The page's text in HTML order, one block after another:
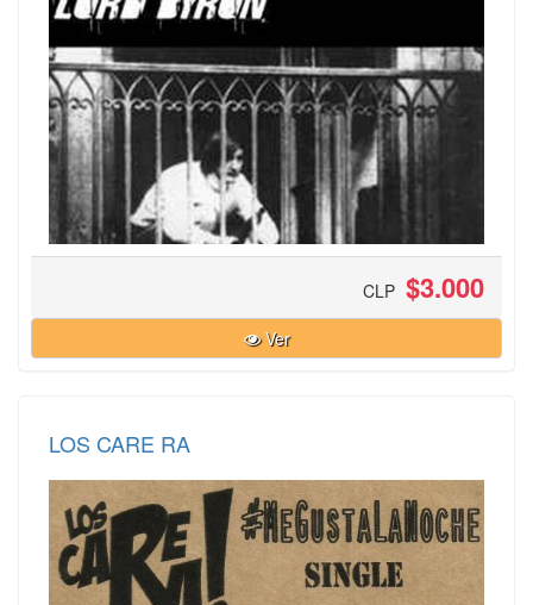
CLP $3.000
Ver
LOS CARE RA